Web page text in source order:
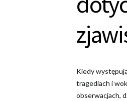
Kiedy
tragediach i
obserwacjach,